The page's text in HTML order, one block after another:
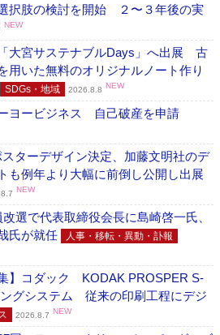
択肢の検討を開始 ２〜３年後の実
NEW
大宮サステナブルDays」へ出展 古
用いた無料のオリジナルノート作り
SDGs・地域 2026.8.8 NEW
ヨービジネス 自己破産を申請
ターデザイン決定、加藤文明社のデ
例年より大幅に前倒し公開し出展
NEW
選で代表取締役会長に島崎啓一氏、
氏が就任
人事・移転・異動・訃報
】コダック KODAK PROSPER S-
グシステム 従来の印刷工程にデジ
2026.8.7 NEW